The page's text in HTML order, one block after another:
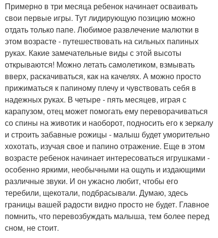
Примерно в три месяца ребенок начинает осваивать
свои первые игры. Тут лидирующую позицию можно
отдать только папе. Любимое развлечение малютки в
этом возрасте - путешествовать на сильных папиных
руках. Какие замечательные виды с этой высоты
открываются! Можно летать самолетиком, взмывать
вверх, раскачиваться, как на качелях. А можно просто
прижиматься к папиному плечу и чувствовать себя в
надежных руках. В четыре - пять месяцев, играя с
карапузом, отец может помогать ему переворачиваться
со спины на животик и наоборот, подносить его к зеркалу
и строить забавные рожицы - малыш будет уморительно
хохотать, изучая свое и папино отражение. Еще в этом
возрасте ребенок начинает интересоваться игрушками -
особенно яркими, необычными на ощупь и издающими
различные звуки. И он ужасно любит, чтобы его
теребили, щекотали, подбрасывали. Думаю, здесь
границы вашей радости видно просто не будет. Главное
помнить, что перевозбуждать малыша, тем более перед
сном, не стоит.